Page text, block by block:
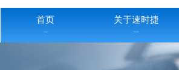
首页 关于速时捷